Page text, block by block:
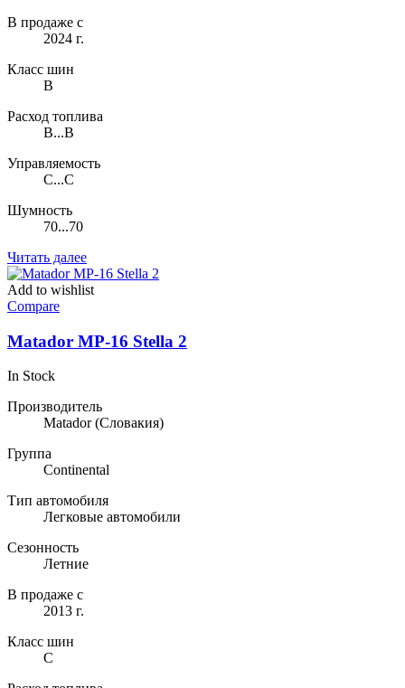
В продаже с
2024 г.
Класс шин
B
Расход топлива
B...B
Управляемость
C...C
Шумность
70...70
Читать далее
Add to wishlist
Compare
Matador MP-16 Stella 2
In Stock
Производитель
Matador(Словакия)
Группа
Continental
Тип автомобиля
Легковые автомобили
Сезонность
Летние
В продаже с
2013 г.
Класс шин
C